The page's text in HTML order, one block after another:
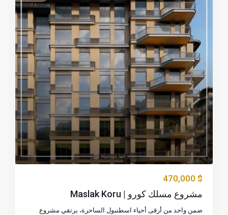
$ 470,000
مشروع مسلك كورو | Maslak Koru
ضمن واحد من أرقى أحياء اسطنبول الساحرة، يرتقي مشروع